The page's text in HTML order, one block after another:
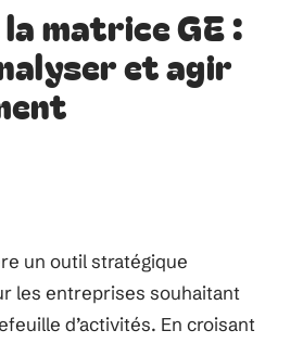
matrice GE :
et agir
un outil stratégique
les entreprises souhaitant
d’activités. En croisant